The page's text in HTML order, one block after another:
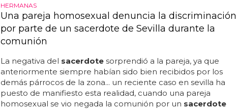
HERMANAS
Una pareja homosexual denuncia la discriminación
por parte de un sacerdote de Sevilla durante la
comunión
La negativa del sacerdotesorprendió a la pareja, ya que
anteriormente siempre habían sido bien recibidos por los
demás párrocos de la zona... un reciente caso en sevilla ha
puesto de manifiesto esta realidad, cuando una pareja
homosexual se vio negada la comunión por un sacerdote